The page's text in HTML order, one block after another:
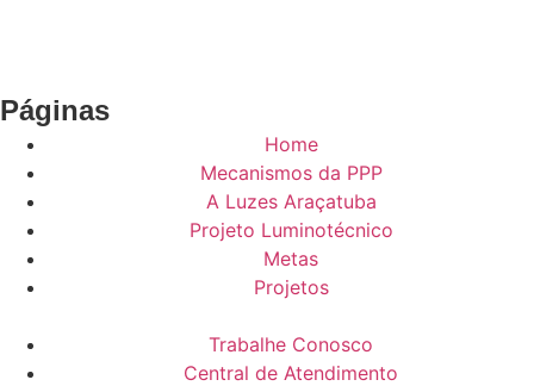
Páginas
Home
Mecanismos da PPP
A Luzes Araçatuba
Projeto Luminotécnico
Metas
Projetos
Trabalhe Conosco
Central de Atendimento